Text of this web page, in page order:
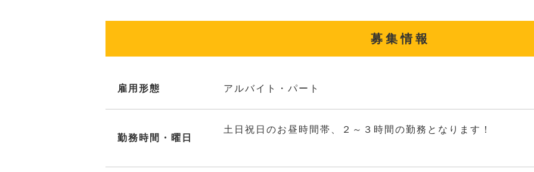
募集情報
雇用形態 アルバイト・パート
勤務時間・曜日
土日祝日のお昼時間帯、２～３時間の勤務となります！